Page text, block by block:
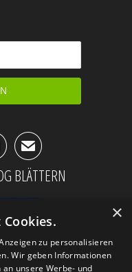
✉
BLÄTTERN
×
zu personalisieren
Wir geben Informationen
unsere Werbe- und